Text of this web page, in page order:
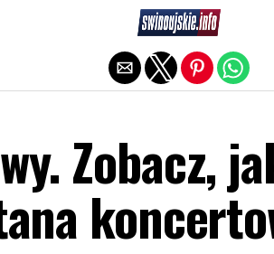
Zobacz,
Exit mobile version